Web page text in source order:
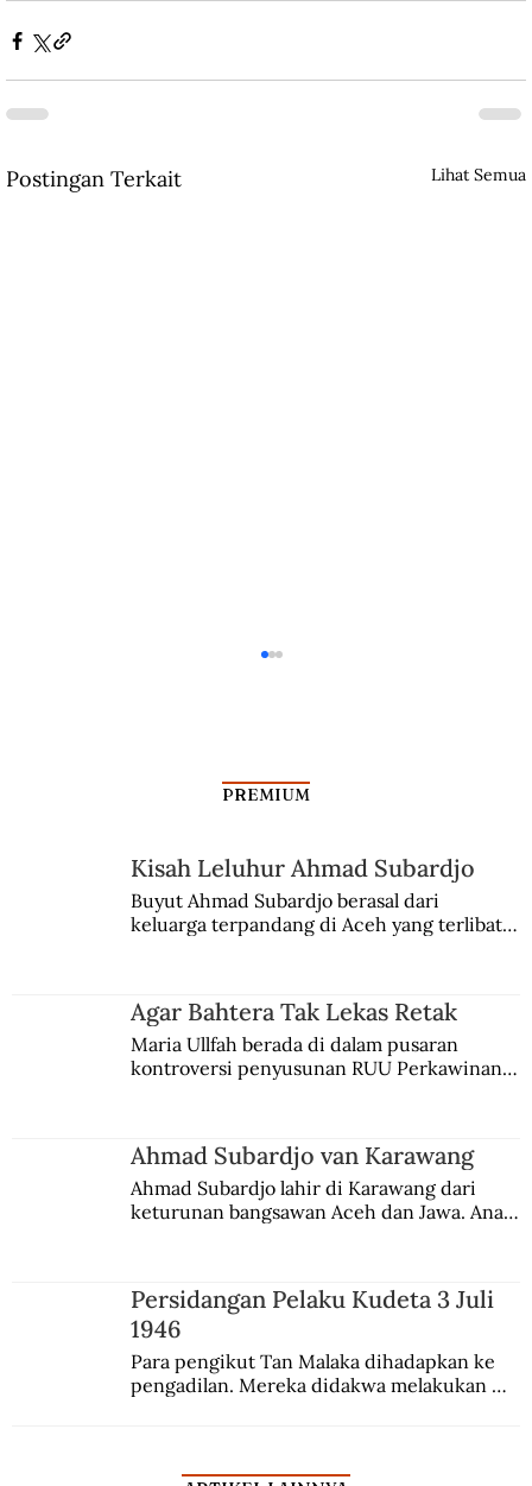
Postingan Terkait Lihat Semua
PREMIUM
Kisah Leluhur Ahmad Subardjo
Buyut Ahmad Subardjo berasal dari
keluarga terpandang di Aceh yang terlibat
Agar Bahtera Tak Lekas Retak
Maria Ullfah berada di dalam pusaran
kontroversi penyusunan RUU Perkawinan.
Ahmad Subardjo van Karawang
Ahmad Subardjo lahir di Karawang dari
keturunan bangsawan Aceh dan Jawa. Anak
Persidangan Pelaku Kudeta 3 Juli
1946
Para pengikut Tan Malaka dihadapkan ke
pengadilan. Mereka didakwa melakukan